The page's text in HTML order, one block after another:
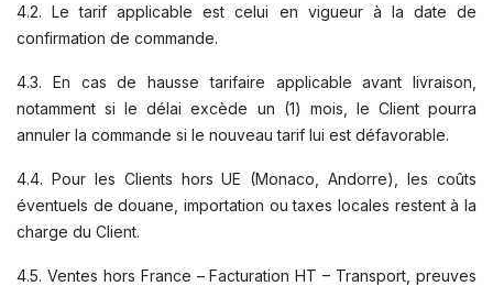
4.2. Le tarif applicable est celui en vigueur à la date de
confirmation de commande.
4.3. En cas de hausse tarifaire applicable avant livraison,
notamment si le délai excède un (1) mois, le Client pourra
annuler la commande si le nouveau tarif lui est défavorable.
4.4. Pour les Clients hors UE (Monaco, Andorre), les coûts
éventuels de douane, importation ou taxes locales restent à la
charge du Client.
4.5. Ventes hors France – Facturation HT – Transport, preuves